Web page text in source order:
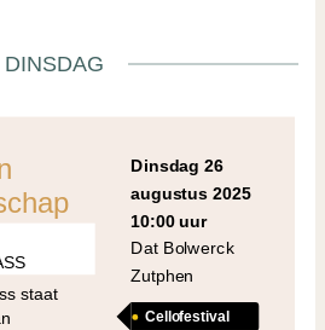
DINSDAG
staat
dinsdag 26
augustus 2025
10:00 uur
Dat Bolwerck
Zutphen
Cellofestival